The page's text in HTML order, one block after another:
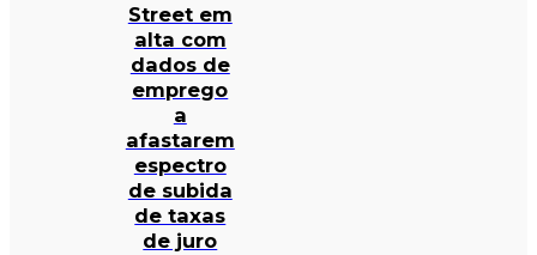
Street em
alta com
dados de
emprego
a
afastarem
espectro
de subida
de taxas
de juro